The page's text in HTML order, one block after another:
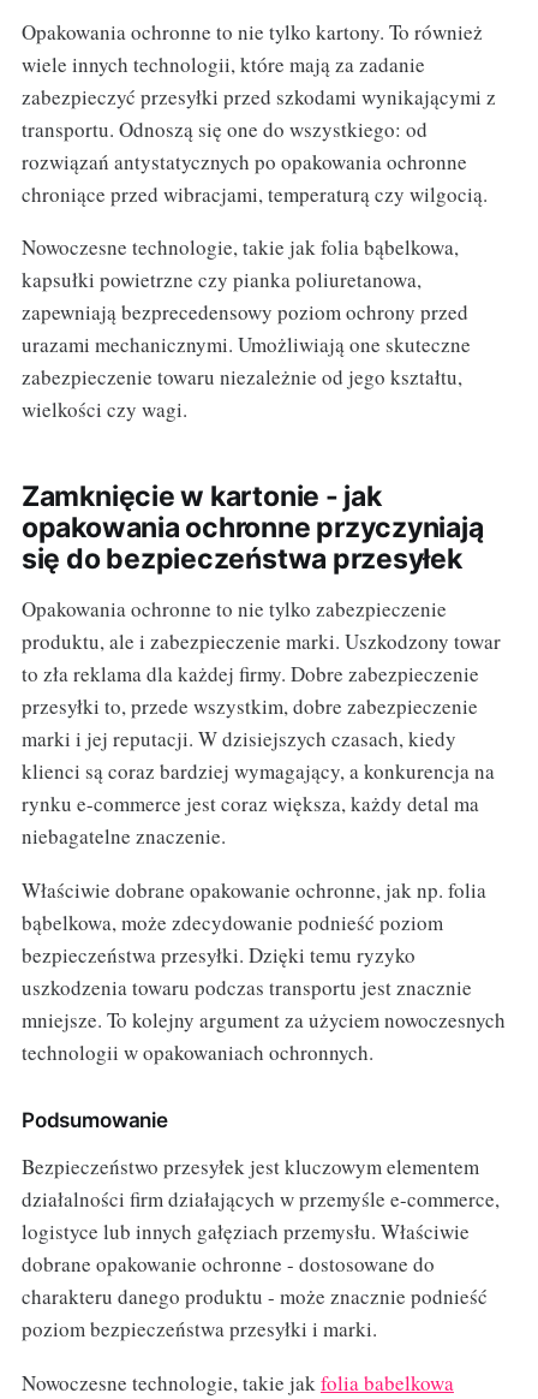
Opakowania ochronne to nie tylko kartony. To również
wiele innych technologii, które mają za zadanie
zabezpieczyć przesyłki przed szkodami wynikającymi z
transportu. Odnoszą się one do wszystkiego: od
rozwiązań antystatycznych po opakowania ochronne
chroniące przed wibracjami, temperaturą czy wilgocią.
Nowoczesne technologie, takie jak folia bąbelkowa,
kapsułki powietrzne czy pianka poliuretanowa,
zapewniają bezprecedensowy poziom ochrony przed
urazami mechanicznymi. Umożliwiają one skuteczne
zabezpieczenie towaru niezależnie od jego kształtu,
wielkości czy wagi.
Zamknięcie w kartonie - jak
opakowania ochronne przyczyniają
się do bezpieczeństwa przesyłek
Opakowania ochronne to nie tylko zabezpieczenie
produktu, ale i zabezpieczenie marki. Uszkodzony towar
to zła reklama dla każdej firmy. Dobre zabezpieczenie
przesyłki to, przede wszystkim, dobre zabezpieczenie
marki i jej reputacji. W dzisiejszych czasach, kiedy
klienci są coraz bardziej wymagający, a konkurencja na
rynku e-commerce jest coraz większa, każdy detal ma
niebagatelne znaczenie.
Właściwie dobrane opakowanie ochronne, jak np. folia
bąbelkowa, może zdecydowanie podnieść poziom
bezpieczeństwa przesyłki. Dzięki temu ryzyko
uszkodzenia towaru podczas transportu jest znacznie
mniejsze. To kolejny argument za użyciem nowoczesnych
technologii w opakowaniach ochronnych.
Podsumowanie
Bezpieczeństwo przesyłek jest kluczowym elementem
działalności firm działających w przemyśle e-commerce,
logistyce lub innych gałęziach przemysłu. Właściwie
dobrane opakowanie ochronne - dostosowane do
charakteru danego produktu - może znacznie podnieść
poziom bezpieczeństwa przesyłki i marki.
Nowoczesne technologie, takie jakfolia babelkowa